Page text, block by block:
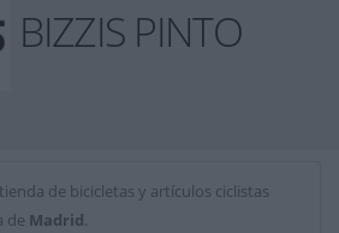
BIZZIS PINTO
de bicicletas y artículos ciclistas
de Madrid.